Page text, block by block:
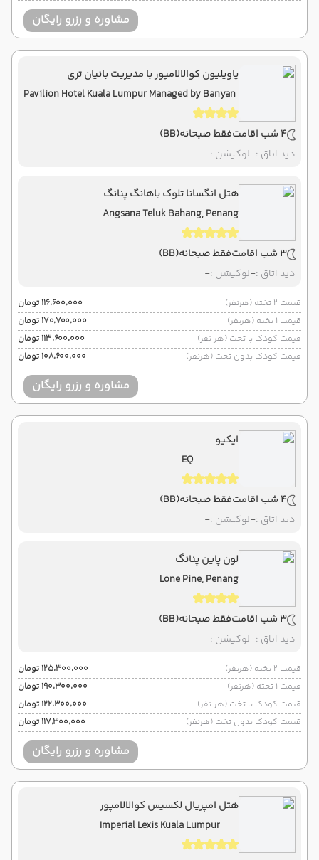
مشاوره و رزرو رایگان
پاویلیون کوالالامپور با مدیریت بانیان تری
Pavilion Hotel Kuala Lumpur Managed by Banyan
4 شب اقامت
فقط صبحانه(BB)
دید اتاق :-لوکیشن :-
هتل انگسانا تلوک باهانگ پنانگ
Angsana Teluk Bahang, Penang
3 شب اقامت فقط صبحانه(BB)
دید اتاق :-لوکیشن :-
قیمت 2 تخته (هرنفر)
۱۱۶٬۶۰۰٬۰۰۰ تومان
قیمت 1 تخته (هرنفر)
۱۷۰٬۷۰۰٬۰۰۰ تومان
قیمت کودک با تخت (هر نفر)
۱۱۳٬۶۰۰٬۰۰۰ تومان
قیمت کودک بدون تخت (هرنفر)
۱۰۸٬۶۰۰٬۰۰۰ تومان
مشاوره و رزرو رایگان
ایکیو
EQ
4 شب اقامت فقط صبحانه(BB)
دید اتاق :-لوکیشن :-
لون پاین پنانگ
Lone Pine, Penang
3 شب اقامت فقط صبحانه(BB)
دید اتاق :-لوکیشن :-
قیمت 2 تخته (هرنفر)
۱۲۵٬۳۰۰٬۰۰۰ تومان
قیمت 1 تخته (هرنفر)
۱۹۰٬۳۰۰٬۰۰۰ تومان
قیمت کودک با تخت (هر نفر)
۱۲۲٬۳۰۰٬۰۰۰ تومان
قیمت کودک بدون تخت (هرنفر)
۱۱۷٬۳۰۰٬۰۰۰ تومان
مشاوره و رزرو رایگان
هتل امپریال لکسیس کوالالامپور
Imperial Lexis Kuala Lumpur